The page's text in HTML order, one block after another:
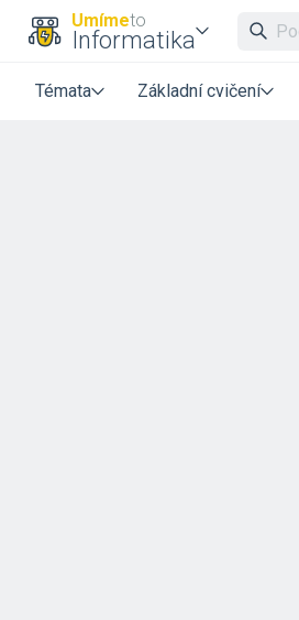
Umímeto
Informatika
Témata Základní cvičení